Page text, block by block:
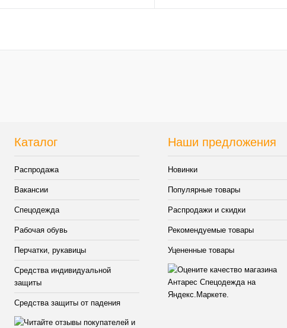
Каталог
Распродажа
Вакансии
Спецодежда
Рабочая обувь
Перчатки, рукавицы
Средства индивидуальной
защиты
Средства защиты от падения
Наши предложения
Новинки
Популярные товары
Распродажи и скидки
Рекомендуемые товары
Уцененные товары